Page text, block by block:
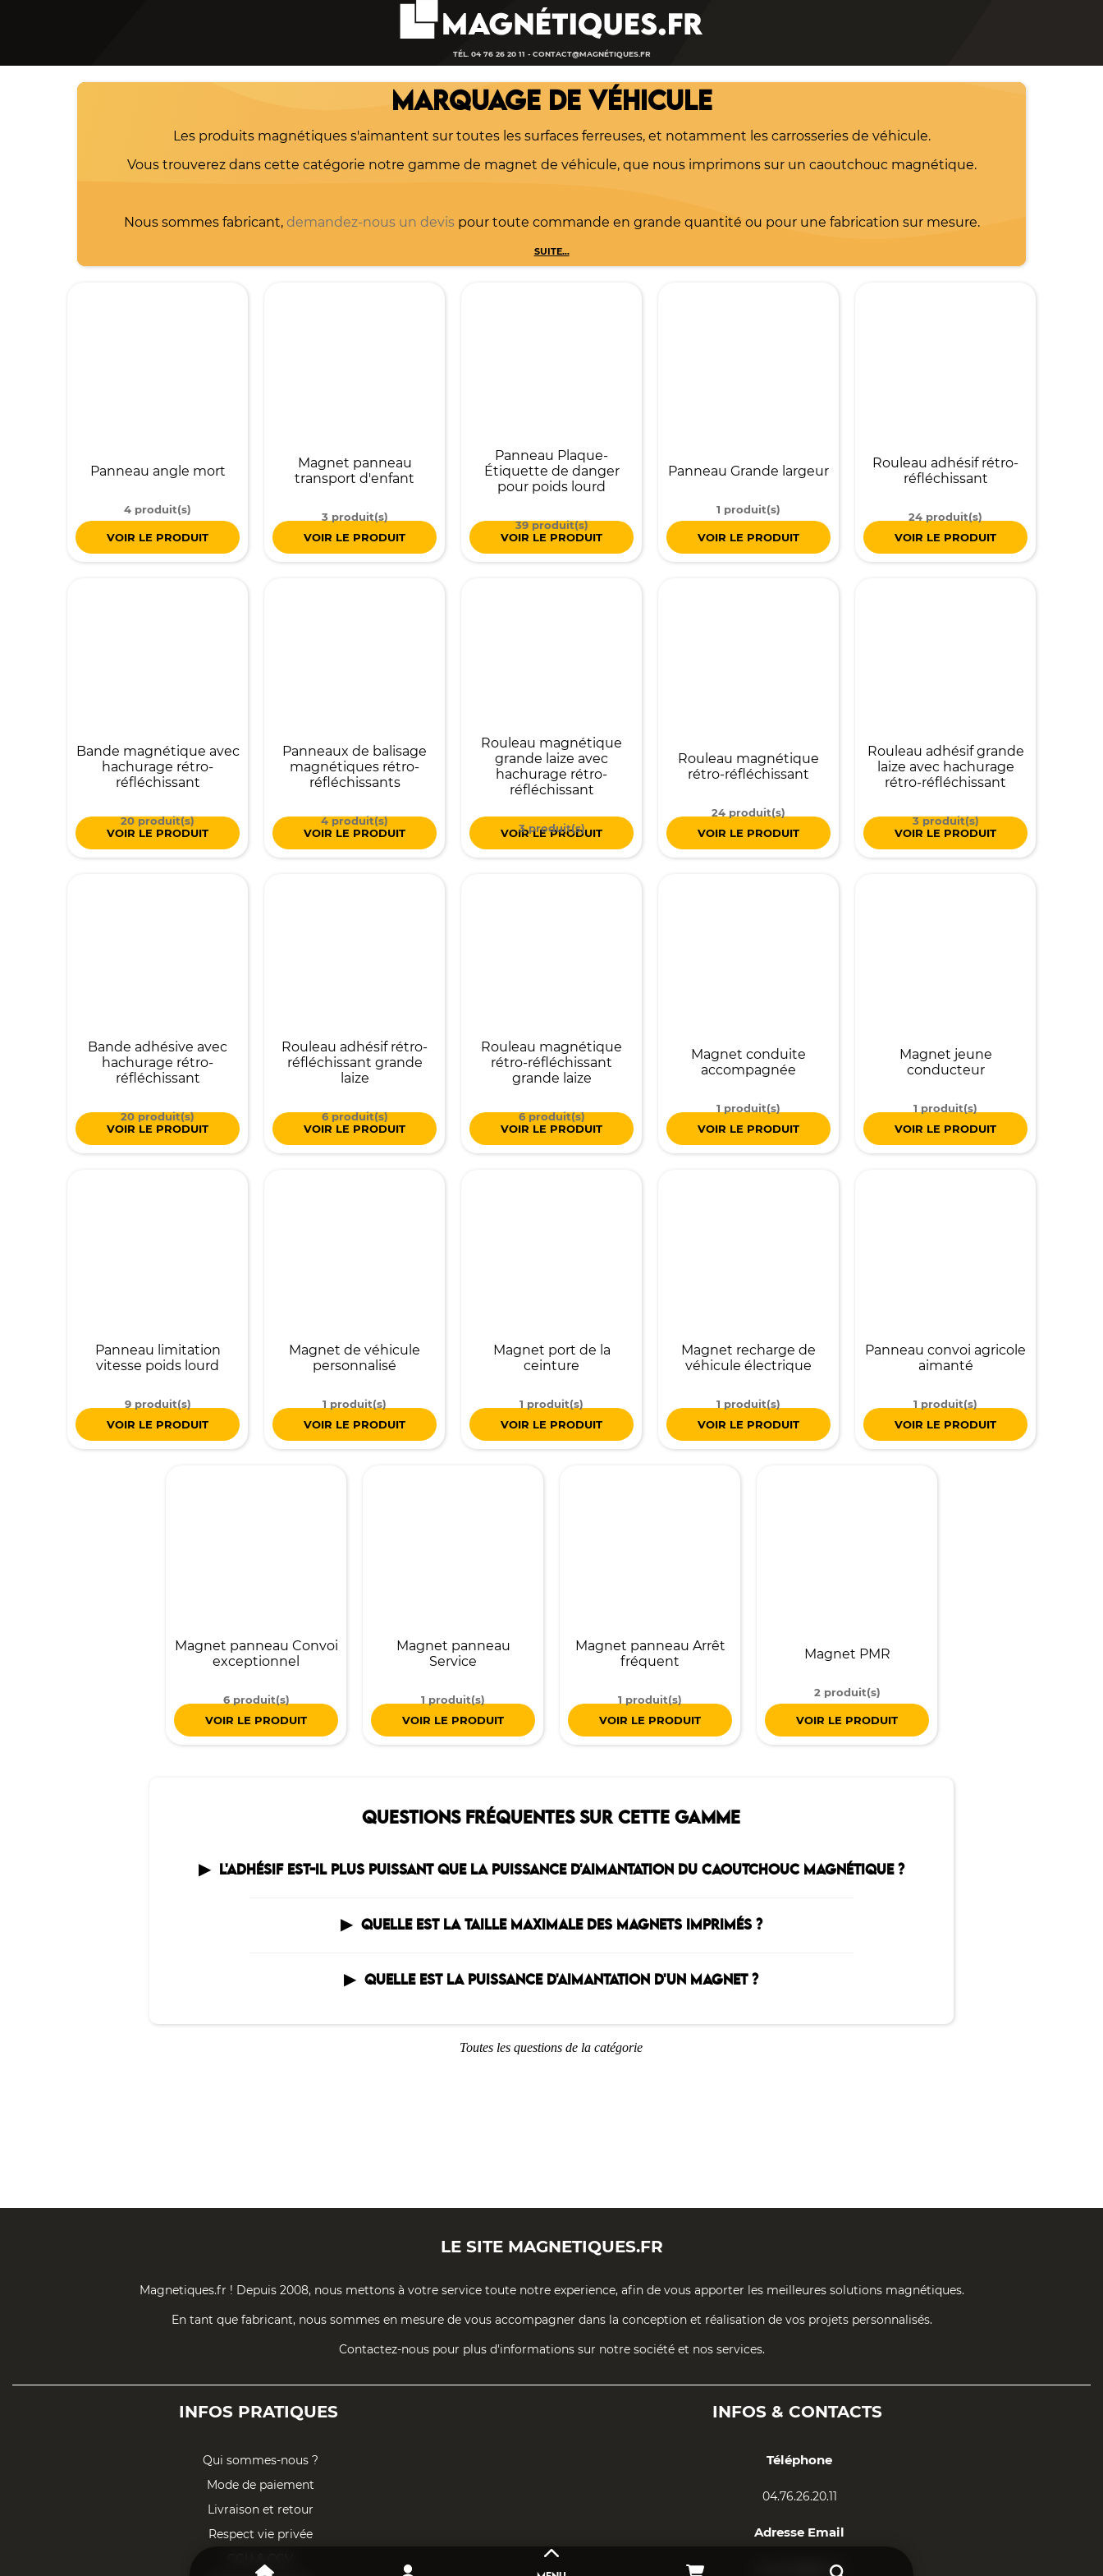
TÉL. 04 76 26 20 11 - CONTACT@MAGNÉTIQUES.FR
MARQUAGE DE VÉHICULE
Les produits magnétiques s'aimantent sur toutes les surfaces ferreuses, et notamment les carrosseries de véhicule.
Vous trouverez dans cette catégorie notre gamme de magnet de véhicule, que nous imprimons sur un caoutchouc magnétique.
Nous sommes fabricant, demandez-nous un devispour toute commande en grande quantité ou pour une fabrication sur mesure.
SUITE...
Panneau angle mort
4 produit(s)
VOIR LE PRODUIT
Magnet panneau
transport d'enfant
3 produit(s)
VOIR LE PRODUIT
Panneau Plaque-
Étiquette de danger
pour poids lourd
39 produit(s)
VOIR LE PRODUIT
Panneau Grande largeur
1 produit(s)
VOIR LE PRODUIT
Rouleau adhésif rétro-
réfléchissant
24 produit(s)
VOIR LE PRODUIT
Bande magnétique avec
hachurage rétro-
réfléchissant
20 produit(s)
VOIR LE PRODUIT
Panneaux de balisage
magnétiques rétro-
réfléchissants
4 produit(s)
VOIR LE PRODUIT
Rouleau magnétique
grande laize avec
hachurage rétro-
réfléchissant
3 produit(s)
VOIR LE PRODUIT
Rouleau magnétique
rétro-réfléchissant
24 produit(s)
VOIR LE PRODUIT
Rouleau adhésif grande
laize avec hachurage
rétro-réfléchissant
3 produit(s)
VOIR LE PRODUIT
Bande adhésive avec
hachurage rétro-
réfléchissant
20 produit(s)
VOIR LE PRODUIT
Rouleau adhésif rétro-
réfléchissant grande
laize
6 produit(s)
VOIR LE PRODUIT
Rouleau magnétique
rétro-réfléchissant
grande laize
6 produit(s)
VOIR LE PRODUIT
Magnet conduite
accompagnée
1 produit(s)
VOIR LE PRODUIT
Magnet jeune
conducteur
1 produit(s)
VOIR LE PRODUIT
Panneau limitation
vitesse poids lourd
9 produit(s)
VOIR LE PRODUIT
Magnet de véhicule
personnalisé
1 produit(s)
VOIR LE PRODUIT
Magnet port de la
ceinture
1 produit(s)
VOIR LE PRODUIT
Magnet recharge de
véhicule électrique
1 produit(s)
VOIR LE PRODUIT
Panneau convoi agricole
aimanté
1 produit(s)
VOIR LE PRODUIT
Magnet panneau Convoi
exceptionnel
6 produit(s)
VOIR LE PRODUIT
Magnet panneau
Service
1 produit(s)
VOIR LE PRODUIT
Magnet panneau Arrêt
fréquent
1 produit(s)
VOIR LE PRODUIT
Magnet PMR
2 produit(s)
VOIR LE PRODUIT
QUESTIONS FRÉQUENTES SUR CETTE GAMME
L'ADHÉSIF EST-IL PLUS PUISSANT QUE LA PUISSANCE D'AIMANTATION DU CAOUTCHOUC MAGNÉTIQUE ?
QUELLE EST LA TAILLE MAXIMALE DES MAGNETS IMPRIMÉS ?
QUELLE EST LA PUISSANCE D'AIMANTATION D'UN MAGNET ?
Toutes les questions de la catégorie
LE SITE MAGNETIQUES.FR
Magnetiques.fr ! Depuis 2008, nous mettons à votre service toute notre experience, afin de vous apporter les meilleures solutions magnétiques.
En tant que fabricant, nous sommes en mesure de vous accompagner dans la conception et réalisation de vos projets personnalisés.
Contactez-nous pour plus d'informations sur notre société et nos services.
INFOS PRATIQUES
Qui sommes-nous ?
Mode de paiement
Livraison et retour
Respect vie privée
INFOS & CONTACTS
Téléphone
04.76.26.20.11
Adresse Email
contact@aais.fr